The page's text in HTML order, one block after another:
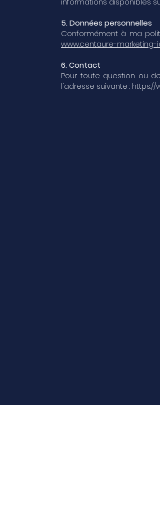
5. Données personnelles
Conformément à ma
www.centaure-marketing-
6. Contact
Pour toute question ou
l'adresse suivante : https://